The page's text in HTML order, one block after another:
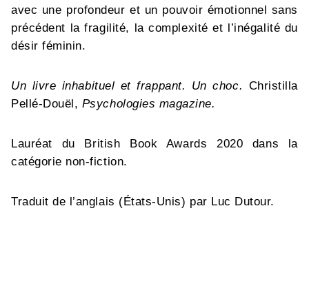
avec une profondeur et un pouvoir émotionnel sans
précédent la fragilité, la complexité et l’inégalité du
désir féminin.
Un livre inhabituel et frappant. Un choc. Christilla
Pellé-Douël, Psychologies magazine.
Lauréat du British Book Awards 2020 dans la
catégorie non-fiction.
Traduit de l’anglais (États-Unis) par Luc Dutour.